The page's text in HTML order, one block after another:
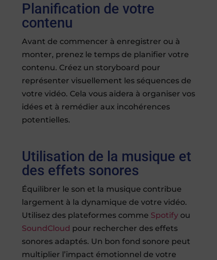
Planification de votre
contenu
Avant de commencer à enregistrer ou à
monter, prenez le temps de planifier votre
contenu. Créez un storyboard pour
représenter visuellement les séquences de
votre vidéo. Cela vous aidera à organiser vos
idées et à remédier aux incohérences
potentielles.
Utilisation de la musique et
des effets sonores
Équilibrer le son et la musique contribue
largement à la dynamique de votre vidéo.
Utilisez des plateformes comme Spotifyou
SoundCloud pour rechercher des effets
sonores adaptés. Un bon fond sonore peut
multiplier l’impact émotionnel de votre